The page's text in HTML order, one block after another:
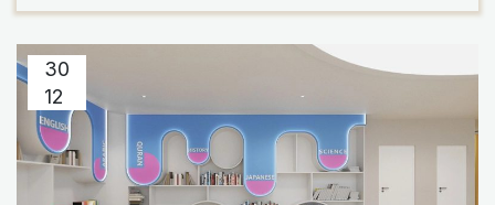
năng và tuổi thọ công trình. Với khả năng chịu
lực cao, tính linh hoạt […]
30
12